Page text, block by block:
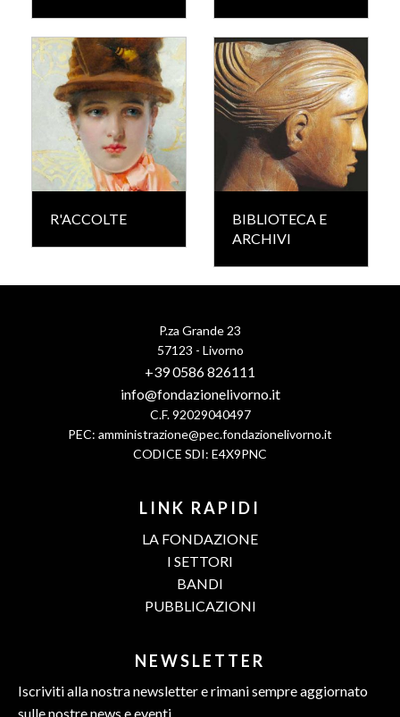
R'ACCOLTE
BIBLIOTECA E
ARCHIVI
P.za Grande 23
57123 - Livorno
+39 0586 826111
info@fondazionelivorno.it
C.F. 92029040497
PEC: amministrazione@pec.fondazionelivorno.it
CODICE SDI: E4X9PNC
LINK RAPIDI
LA FONDAZIONE
I SETTORI
BANDI
PUBBLICAZIONI
NEWSLETTER
Iscriviti alla nostra newsletter e rimani sempre aggiornato
sulle nostre news e eventi.